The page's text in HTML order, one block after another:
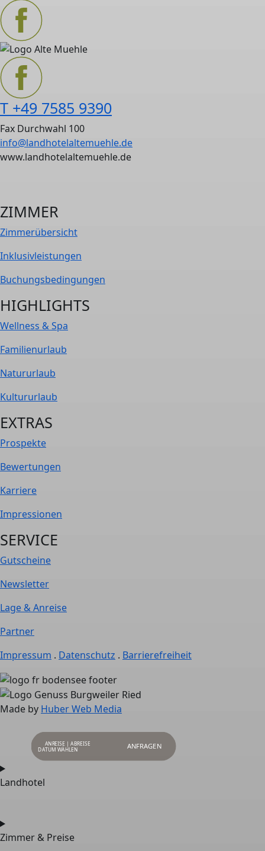
T +49 7585 9390
Fax Durchwahl 100
info@landhotelaltemuehle.de
www.landhotelaltemuehle.de
ZIMMER
Zimmer­übersicht
Inklusiv­leistungen
Buchungs­bedingungen
HIGHLIGHTS
Wellness & Spa
Familienurlaub
Natururlaub
Kultururlaub
EXTRAS
Prospekte
Bewertungen
Karriere
Impressionen
SERVICE
Gutscheine
Newsletter
Lage & Anreise
Partner
Impressum . Datenschutz . Barrierefreiheit
Made by Huber Web Media
ANREISE | ABREISE ANFRAGEN
Landhotel
Zimmer & Preise